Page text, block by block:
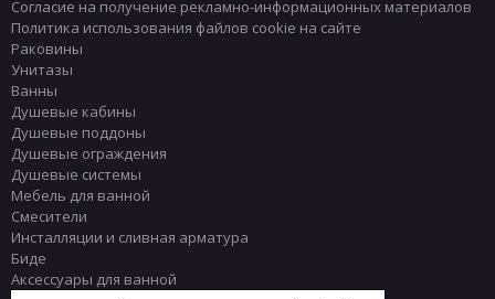
Согласие на получение рекламно-информационных материалов
Политика использования файлов cookie на сайте
Раковины
Унитазы
Ванны
Душевые кабины
Душевые поддоны
Душевые ограждения
Душевые системы
Мебель для ванной
Смесители
Инсталляции и сливная арматура
Биде
Аксессуары для ванной